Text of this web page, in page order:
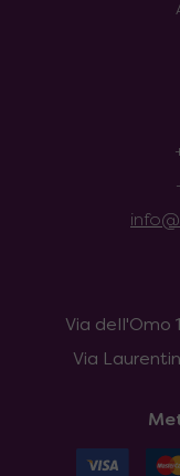
Via dell'Omo
Via